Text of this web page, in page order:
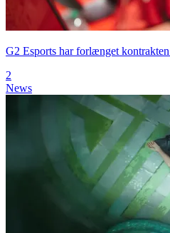
G2 Esports har forlænget
2
News